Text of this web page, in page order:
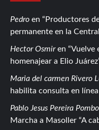
Pedro en
Productores
permanente en la
Hector Osmiren
Vuelve
homenajear a Elio Juárez
Maria del carmen Rivero
habilita consulta en
Pablo Jesus Pereira Pombo
Marcha a Masoller “A